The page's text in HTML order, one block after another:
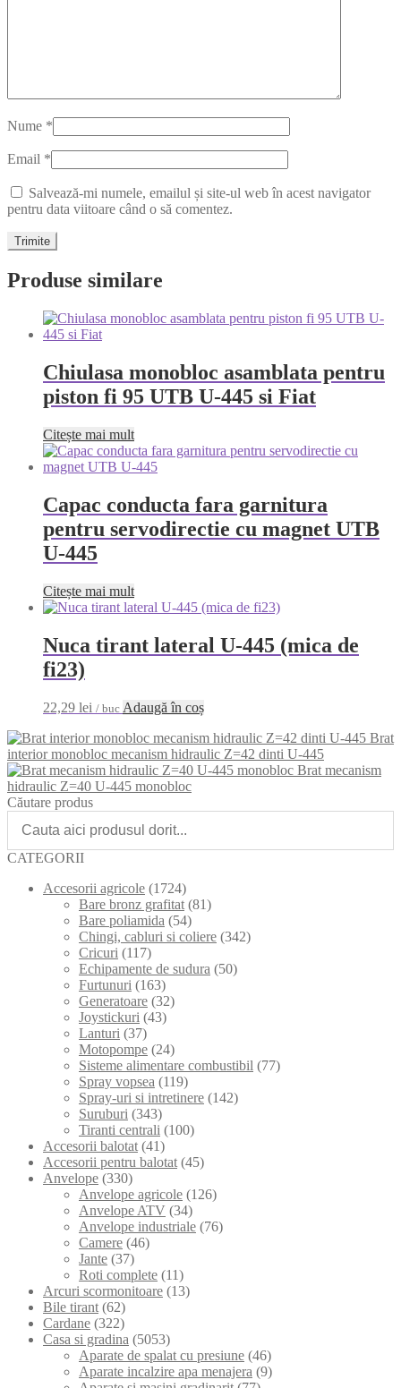
Nume *
Email *
Salvează-mi numele, emailul și site-ul web în acest navigator
pentru data viitoare când o să comentez.
Produse similare
Chiulasa monobloc asamblata pentru
piston fi 95 UTB U-445 si Fiat
Citește mai mult
Capac conducta fara garnitura
pentru servodirectie cu magnet UTB
U-445
Citește mai mult
Nuca tirant lateral U-445 (mica de
fi23)
22,29 lei / buc Adaugă în coș
Brat
interior monobloc mecanism hidraulic Z=42 dinti U-445
Brat mecanism
hidraulic Z=40 U-445 monobloc
Căutare produs
CATEGORII
Accesorii agricole (1724)
Bare bronz grafitat (81)
Bare poliamida (54)
Chingi, cabluri si coliere (342)
Cricuri (117)
Echipamente de sudura (50)
Furtunuri (163)
Generatoare (32)
Joystickuri (43)
Lanturi (37)
Motopompe (24)
Sisteme alimentare combustibil (77)
Spray vopsea (119)
Spray-uri si intretinere (142)
Suruburi (343)
Tiranti centrali (100)
Accesorii balotat (41)
Accesorii pentru balotat (45)
Anvelope (330)
Anvelope agricole (126)
Anvelope ATV (34)
Anvelope industriale (76)
Camere (46)
Jante (37)
Roti complete (11)
Arcuri scormonitoare (13)
Bile tirant (62)
Cardane (322)
Casa si gradina (5053)
Aparate de spalat cu presiune (46)
Aparate incalzire apa menajera (9)